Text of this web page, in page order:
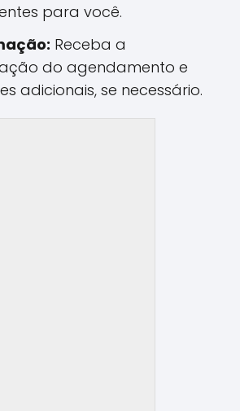
para você.
Receba a
do agendamento e
adicionais, se necessário.